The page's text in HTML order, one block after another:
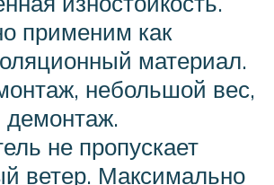
применим как
материал.
небольшой вес,
демонтаж.
не пропускает
ветер. Максимально